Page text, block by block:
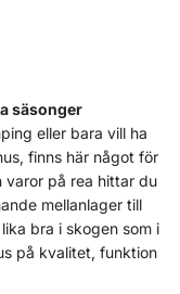
säsonger
eller bara vill ha
finns här något för
på rea hittar du
mellanlager till
bra i skogen som i
på kvalitet, funktion